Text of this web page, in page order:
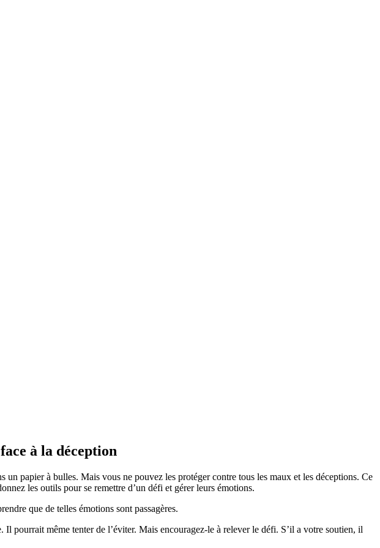
à la déception
papier à bulles. Mais vous ne pouvez les protéger contre tous les maux et les déceptions. Ce
les outils pour se remettre d’un défi et gérer leurs émotions.
que de telles émotions sont passagères.
pourrait même tenter de l’éviter. Mais encouragez-le à relever le défi. S’il a votre soutien, il